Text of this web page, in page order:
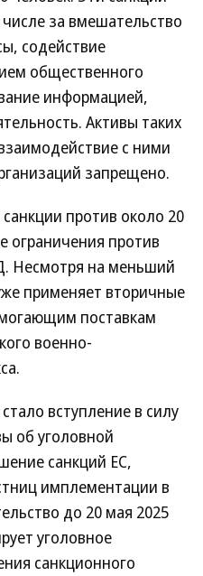
за вмешательство
содействие
общественного
информацией,
Активы таких
с ними
запрещено.
против около 20
ограничения против
Несмотря на меньший
применяет вторичные
поставкам
военно-
вступление в силу
об уголовной
санкций ЕС,
имплементации в
до 20 мая 2025
уголовное
санкционного